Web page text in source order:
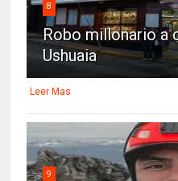
8
Robo millonario a
Ushuaia
Leer Mas
9